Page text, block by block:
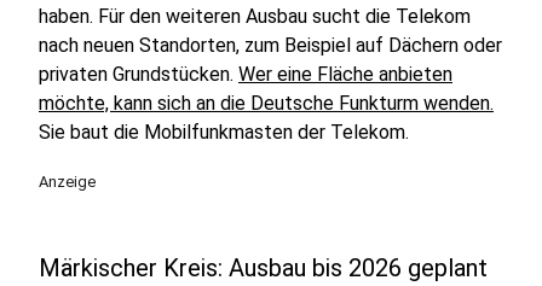
haben. Für den weiteren Ausbau sucht die Telekom
nach neuen Standorten, zum Beispiel auf Dächern oder
privaten Grundstücken. Wer eine Fläche anbieten
möchte, kann sich an die Deutsche Funkturm wenden.
Sie baut die Mobilfunkmasten der Telekom.
Anzeige
Märkischer Kreis: Ausbau bis 2026 geplant